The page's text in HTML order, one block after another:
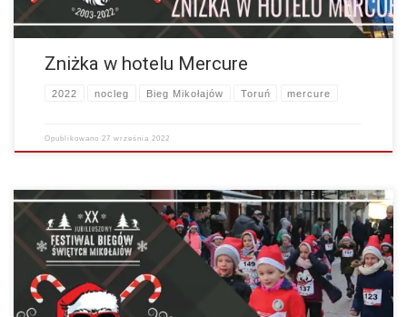
Zniżka w hotelu Mercure
2022 nocleg Bieg Mikołajów Toruń mercure
Opublikowano27 września 2022
Z wielką radością informujemy, że tegorocznej edycji Festiwalu Biegów
Świętych Mikołajów będzie towarzyszył Bieg Mikołajka dla dzieci!